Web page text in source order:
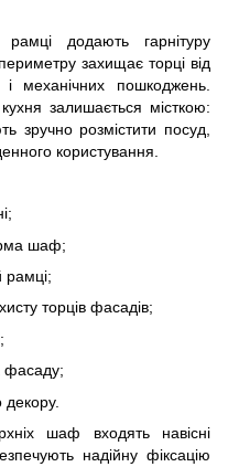
додають гарнітуру
захищає торці від
механічних пошкоджень.
залишається місткою:
зручно розмістити посуд,
користування.
шаф;
рамці;
торців фасадів;
фасаду;
декору.
шаф входять навісні
надійну фіксацію